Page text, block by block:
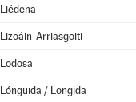
Liédena
Lizoáin-Arriasgoiti
Lodosa
Lónguida / Longida